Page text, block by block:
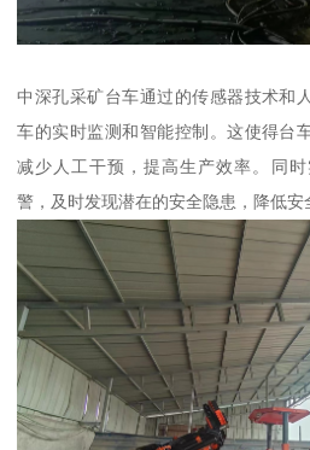
中深孔采矿台车通过的传感器技术和
车的实时监测和智能控制。这使得台
减少人工干预，提高生产效率。同
警，及时发现潜在的安全隐患，降低安